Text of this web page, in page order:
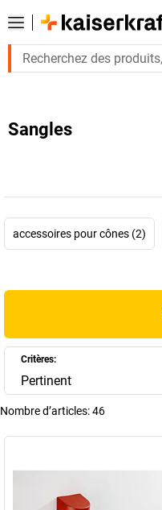
Sangles
accessoires pour cônes (2)
Critères:
Pertinent
Nombre d’articles:46